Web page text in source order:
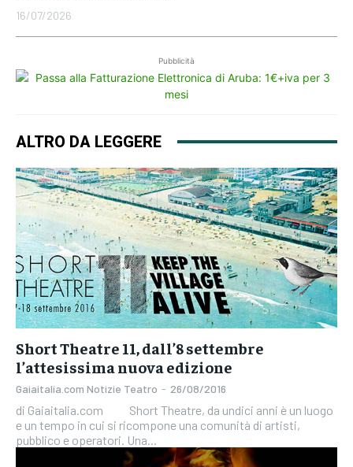
16/07/2026
Pubblicità
ALTRO DA LEGGERE
Short Theatre 11, dall’8 settembre
l’attesissima nuova edizione
Gaiaitalia.com Notizie Teatro - 26/08/2016
di Gaiaitalia.com Short Theatre, da undici anni è un luogo
e un tempo in cui si ricompone una comunità di artisti,
pubblico e operatori. Una...